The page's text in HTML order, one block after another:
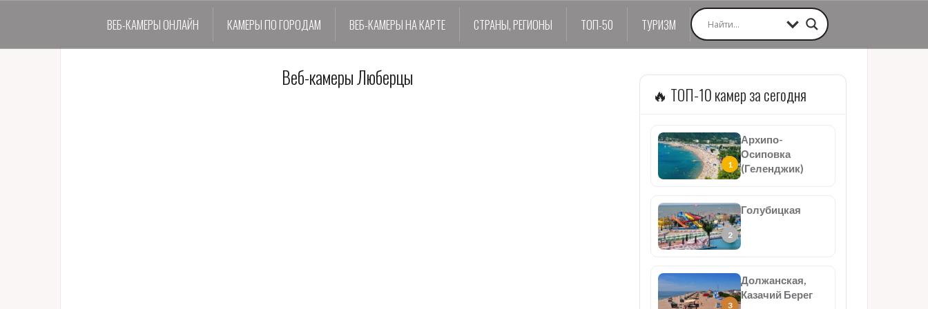
ВЕБ-КАМЕРЫ ОНЛАЙН КАМЕРЫ ПО ГОРОДАМ ВЕБ-КАМЕРЫ НА КАРТЕ СТРАНЫ, РЕГИОНЫ ТОП-50 ТУРИЗМ
Веб-камеры Люберцы
🔥 ТОП-10 камер за сегодня
Архипо-
Осиповка
(Геленджик)
Голубицкая
Должанская,
Казачий Берег